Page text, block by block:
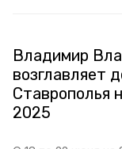
Владимир
возглавляет
Ставрополья
2025